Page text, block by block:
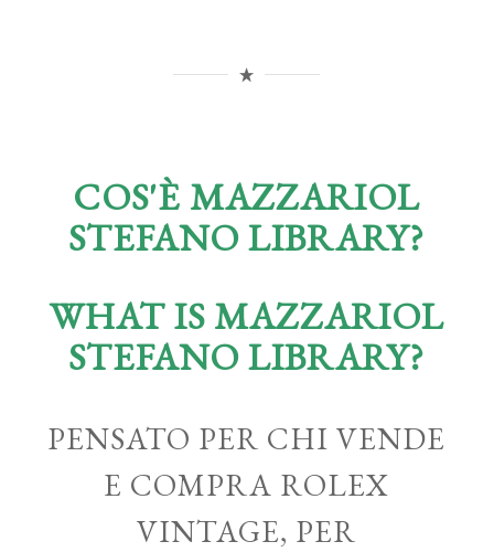
COS'È MAZZARIOL
STEFANO LIBRARY?
WHAT IS MAZZARIOL
STEFANO LIBRARY?
PENSATO PER CHI VENDE
E COMPRA ROLEX
VINTAGE, PER